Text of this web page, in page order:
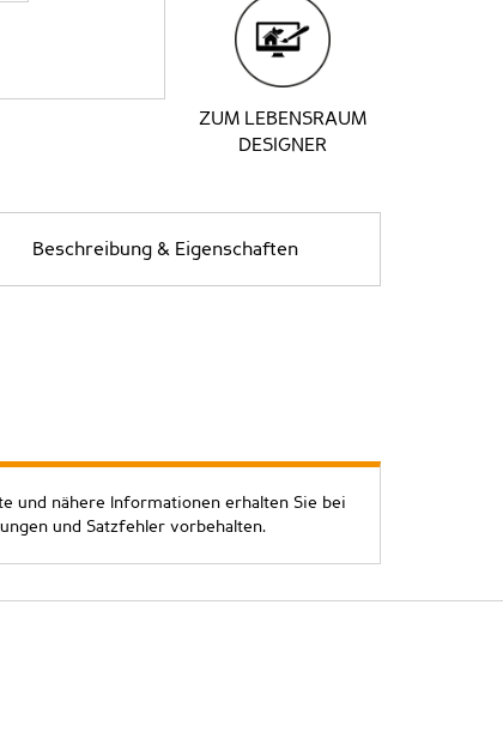
ZUM LEBENSRAUM
DESIGNER
Beschreibung & Eigenschaften
und nähere Informationen erhalten Sie bei
und Satzfehler vorbehalten.